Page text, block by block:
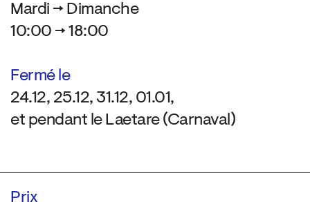
Mardi → Dimanche
10:00 → 18:00
Fermé le
24.12, 25.12, 31.12, 01.01,
et pendant le Laetare (Carnaval)
Prix